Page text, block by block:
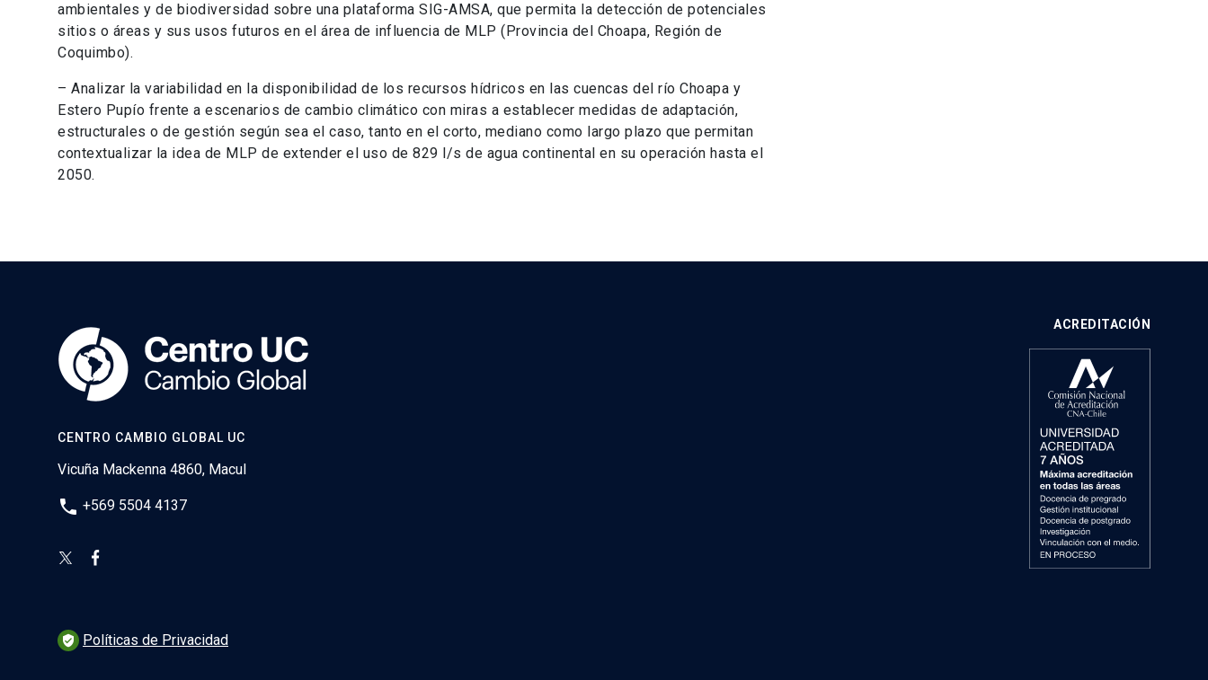
ambientales y de biodiversidad sobre una plataforma SIG-AMSA, que permita la detección de potenciales
sitios o áreas y sus usos futuros en el área de influencia de MLP (Provincia del Choapa, Región de
Coquimbo).
– Analizar la variabilidad en la disponibilidad de los recursos hídricos en las cuencas del río Choapa y
Estero Pupío frente a escenarios de cambio climático con miras a establecer medidas de adaptación,
estructurales o de gestión según sea el caso, tanto en el corto, mediano como largo plazo que permitan
contextualizar la idea de MLP de extender el uso de 829 l/s de agua continental en su operación hasta el
2050.
CENTRO CAMBIO GLOBAL UC
Vicuña Mackenna 4860, Macul
phone +569 5504 4137
ACREDITACIÓN
verified_user Políticas de Privacidad